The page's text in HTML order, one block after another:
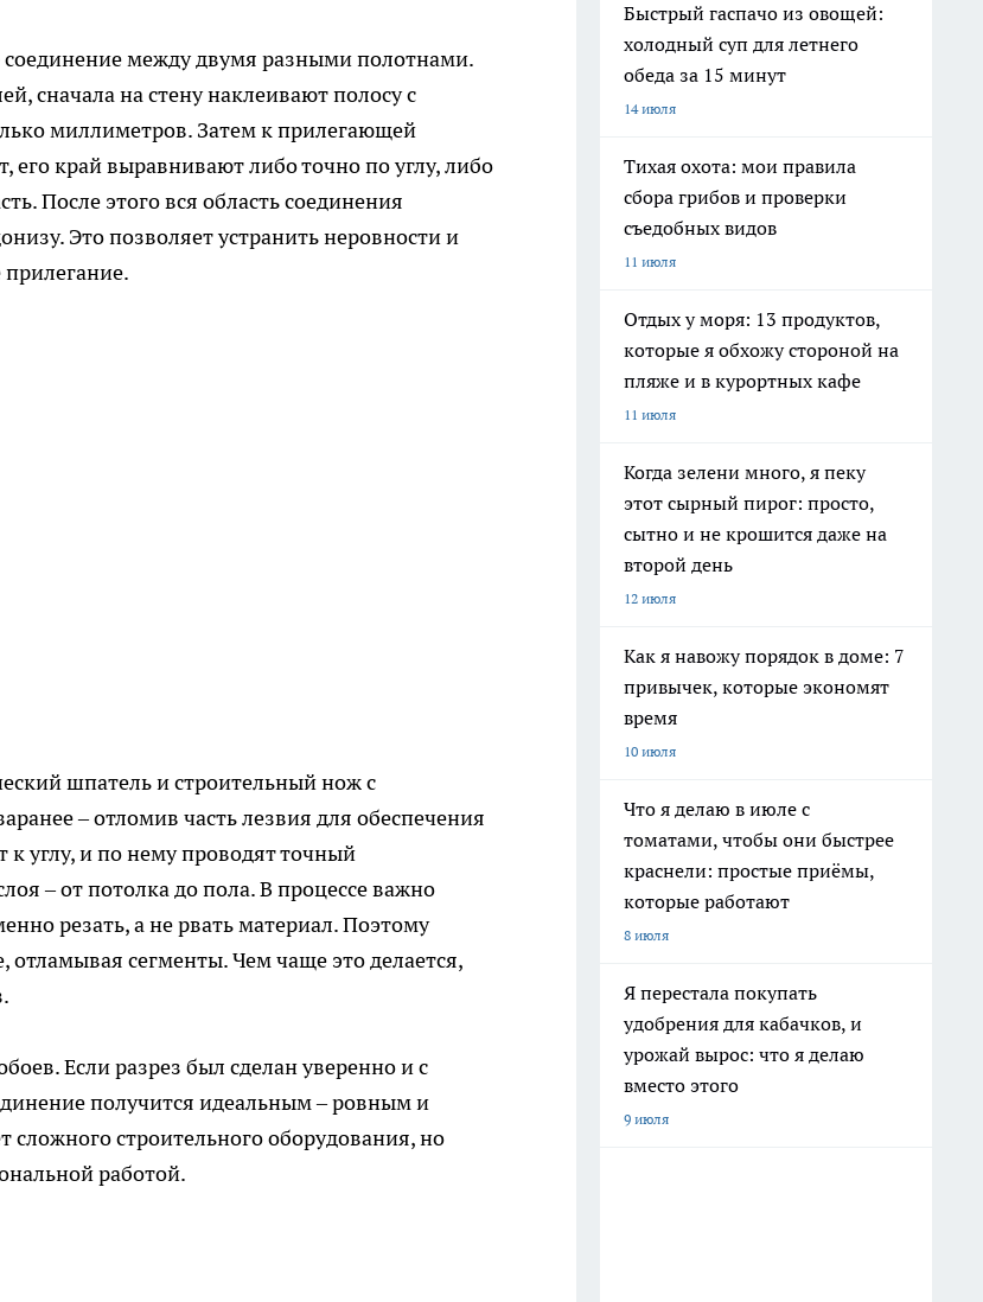
соединение между двумя разными полотнами.
сначала на стену наклеивают полосу с
миллиметров. Затем к прилегающей
край выравнивают либо точно по углу, либо
После этого вся область соединения
Это позволяет устранить неровности и
шпатель и строительный нож с
– отломив часть лезвия для обеспечения
углу, и по нему проводят точный
– от потолка до пола. В процессе важно
резать, а не рвать материал. Поэтому
отламывая сегменты. Чем чаще это делается,
Если разрез был сделан уверенно и с
получится идеальным – ровным и
сложного строительного оборудования, но
работой.
Быстрый гаспачо из овощей:
холодный суп для летнего
обеда за 15 минут
14 июля
Тихая охота: мои правила
сбора грибов и проверки
съедобных видов
11 июля
Отдых у моря: 13 продуктов,
которые я обхожу стороной на
пляже и в курортных кафе
11 июля
Когда зелени много, я пеку
этот сырный пирог: просто,
сытно и не крошится даже на
второй день
12 июля
Как я навожу порядок в доме: 7
привычек, которые экономят
время
10 июля
Что я делаю в июле с
томатами, чтобы они быстрее
краснели: простые приёмы,
которые работают
8 июля
Я перестала покупать
удобрения для кабачков, и
урожай вырос: что я делаю
вместо этого
9 июля